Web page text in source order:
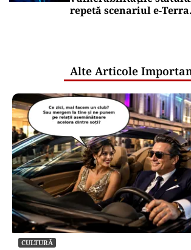
repetă scenariul
Alte Articole
CULTURĂ